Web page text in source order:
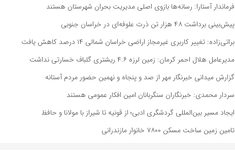
فرماندار آستارا: رسانه‌ها بازوی اصلی مدیریت بحران شهرستان هستند
پیش‌بینی برداشت ۴۸ هزار تن ذرت علوفه‌ای در خراسان جنوبی
براتی‌زاده: تغییر کاربری غیرمجاز اراضی خراسان شمالی ۱۴ درصد کاهش یافت
مدیرعامل هلال احمر کرمان: زمین لرزه ۴.۶ ریشتری گلباف خسارتی نداشت
گزارش میدانی خبرنگار مهر از صد و پنجاه و نهمین حضور مردم آستانه
سردار محمدی: خبرنگاران سنگربانان امین افکار عمومی هستند
ایجاد مسیر بین‌المللی گردشگری ادبی؛ از قونیه تا شیراز با مولانا و حافظ
تامین زمین ساخت مسکن ۷۸۰۰ خانوار مازندرانی